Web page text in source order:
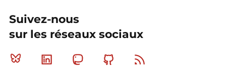
Suivez-nous
sur les réseaux sociaux
Bluesky Linkedin MastodonGithub